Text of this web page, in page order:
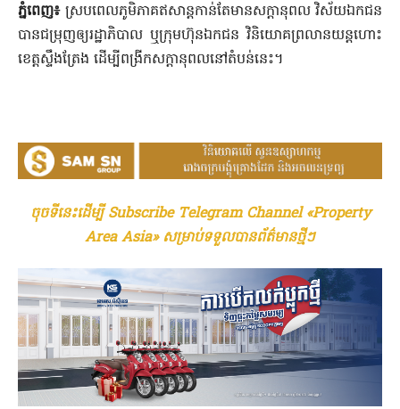
ភ្នំពេញ៖ ស្របពេលភូមិភាគឥសាន្តកាន់តែមានសក្តានុពល វិស័យឯកជន​
បានជម្រុញឲ្យរដ្ឋាភិបាល ឬក្រុមហ៊ុនឯកជន វិនិយោគព្រលានយន្តហោះ
ខេត្តស្ទឹងត្រែង ដើម្បីពង្រីកសក្តានុពលនៅតំបន់នេះ។
ចុចទីនេះដើម្បី Subscribe Telegram Channel «Property
Area Asia» សម្រាប់ទទួលបានព័ត៌មានថ្មីៗ